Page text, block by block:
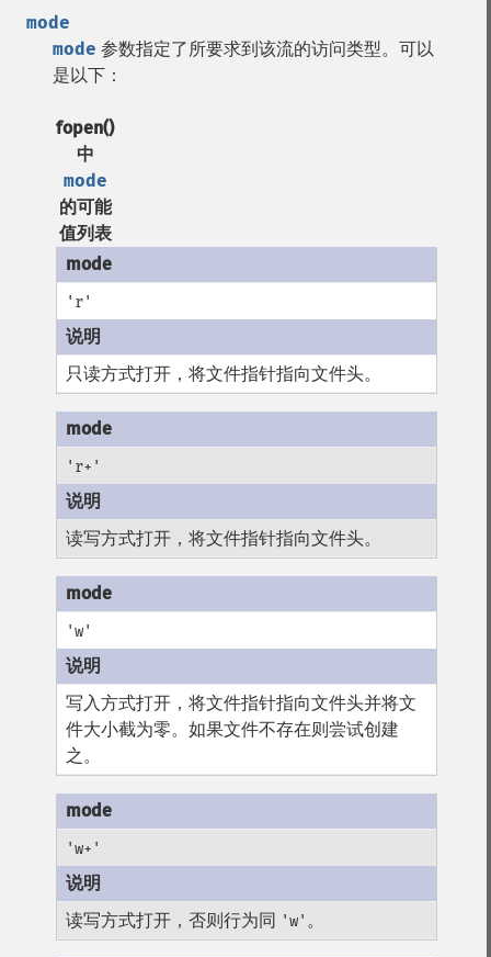
mode
mode 参数指定了所要求到该流的访问类型。可以
是以下：
fopen()
中
mode
的可能
值列表
'r'
只读方式打开，将文件指针指向文件头。
'r+'
读写方式打开，将文件指针指向文件头。
'w'
写入方式打开，将文件指针指向文件头并将文
件大小截为零。如果文件不存在则尝试创建
之。
'w+'
读写方式打开，否则行为同 'w' 。